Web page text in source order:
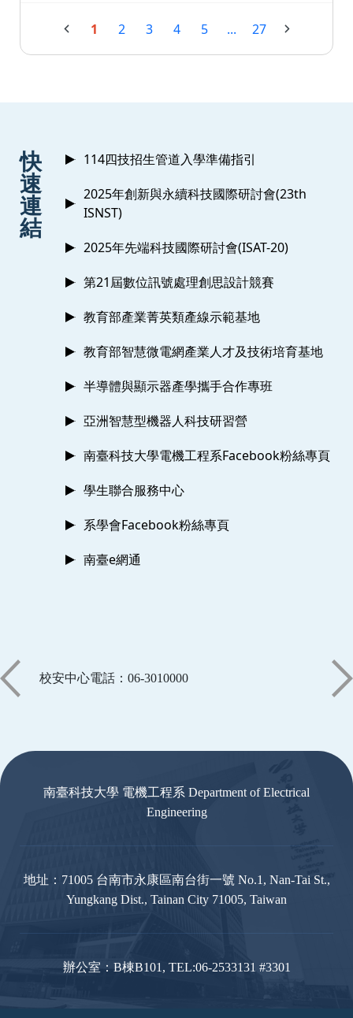
1 2 3 4 5 ... 27
快
速
連
結
114四技招生管道入學準備指引
2025年創新與永續科技國際研討會(23th
ISNST)
2025年先端科技國際研討會(ISAT-20)
第21屆數位訊號處理創思設計競賽
教育部產業菁英類產線示範基地
教育部智慧微電網產業人才及技術培育基地
半導體與顯示器產學攜手合作專班
亞洲智慧型機器人科技研習營
南臺科技大學電機工程系Facebook粉絲專頁
學生聯合服務中心
系學會Facebook粉絲專頁
南臺e網通
校安中心電話：06-3010000
南臺科技大學 電機工程系 Department of Electrical
Engineering
地址：71005 台南市永康區南台街一號 No.1, Nan-Tai St.,
Yungkang Dist., Tainan City 71005, Taiwan
辦公室：B棟B101, TEL:06-2533131 #3301